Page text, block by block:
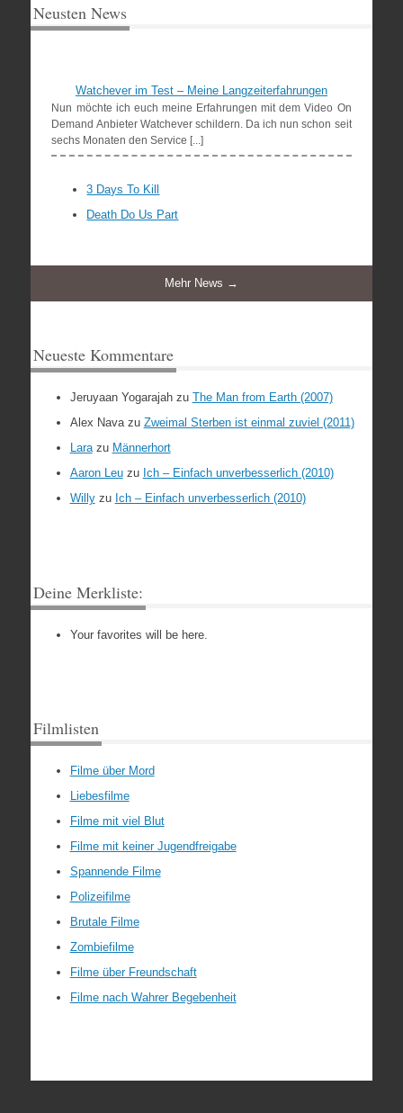
Neusten News
Watchever im Test – Meine Langzeiterfahrungen
Nun möchte ich euch meine Erfahrungen mit dem Video On
Demand Anbieter Watchever schildern. Da ich nun schon seit
sechs Monaten den Service [...]
3 Days To Kill
Death Do Us Part
Mehr News →
Neueste Kommentare
Jeruyaan Yogarajahzu The Man from Earth (2007)
Alex Navazu Zweimal Sterben ist einmal zuviel (2011)
Larazu Männerhort
Aaron Leuzu Ich – Einfach unverbesserlich (2010)
Willyzu Ich – Einfach unverbesserlich (2010)
Deine Merkliste:
Your favorites will be here.
Filmlisten
Filme über Mord
Liebesfilme
Filme mit viel Blut
Filme mit keiner Jugendfreigabe
Spannende Filme
Polizeifilme
Brutale Filme
Zombiefilme
Filme über Freundschaft
Filme nach Wahrer Begebenheit